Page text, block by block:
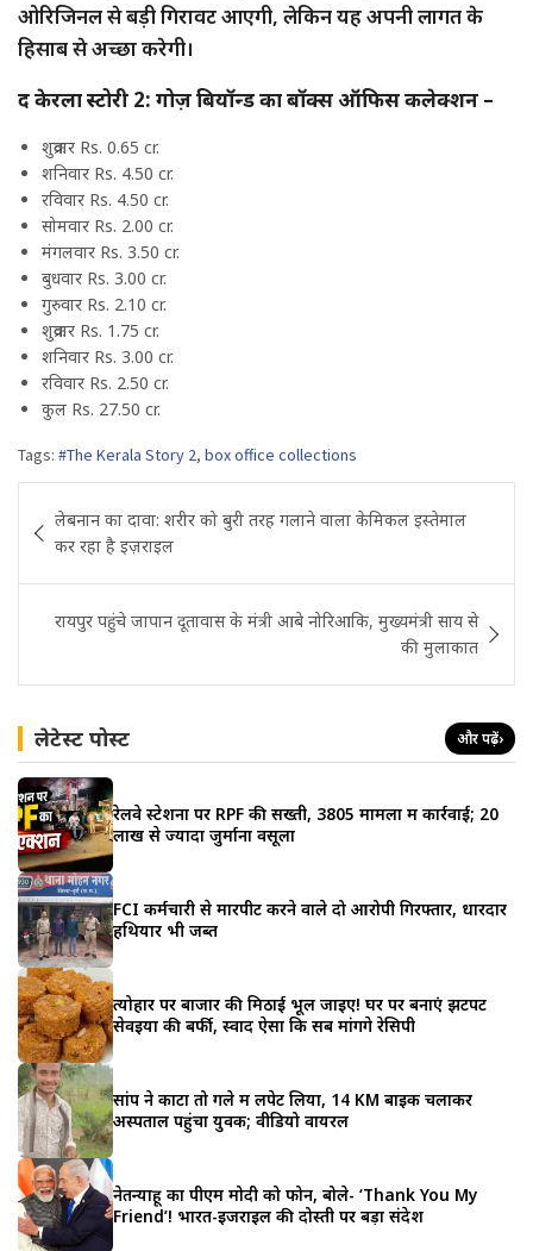
ओरिजिनल से बड़ी गिरावट आएगी, लेकिन यह अपनी लागत के
हिसाब से अच्छा करेगी।
द केरला स्टोरी 2: गोज़ बियॉन्ड का बॉक्स ऑफिस कलेक्शन –
शुक्रवार Rs. 0.65 cr.
शनिवार Rs. 4.50 cr.
रविवार Rs. 4.50 cr.
सोमवार Rs. 2.00 cr.
मंगलवार Rs. 3.50 cr.
बुधवार Rs. 3.00 cr.
गुरुवार Rs. 2.10 cr.
शुक्रवार Rs. 1.75 cr.
शनिवार Rs. 3.00 cr.
रविवार Rs. 2.50 cr.
कुल Rs. 27.50 cr.
Tags: #The Kerala Story 2, box office collections
navigation
लेबनान का दावा: शरीर को बुरी तरह गलाने वाला केमिकल इस्तेमाल
कर रहा है इज़राइल
रायपुर पहुंचे जापान दूतावास के मंत्री आबे नोरिआकि, मुख्यमंत्री साय से
की मुलाकात
लेटेस्ट पोस्ट और पढ़ें›
रेलवे स्टेशनों पर RPF की सख्ती, 3805 मामलों में कार्रवाई; 20
लाख से ज्यादा जुर्माना वसूला
FCI कर्मचारी से मारपीट करने वाले दो आरोपी गिरफ्तार, धारदार
हथियार भी जब्त
त्योहार पर बाजार की मिठाई भूल जाइए! घर पर बनाएं झटपट
सेवइयों की बर्फी, स्वाद ऐसा कि सब मांगेंगे रेसिपी
सांप ने काटा तो गले में लपेट लिया, 14 KM बाइक चलाकर
अस्पताल पहुंचा युवक; वीडियो वायरल
नेतन्याहू का पीएम मोदी को फोन, बोले- ‘Thank You My
Friend’! भारत-इजराइल की दोस्ती पर बड़ा संदेश